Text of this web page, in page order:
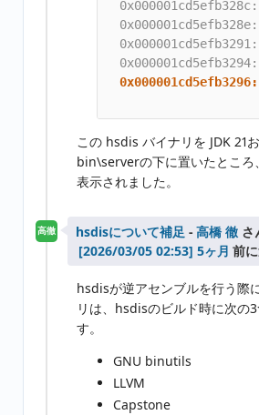
この hsdis バイナリを JDK 21
bin\serverの下に置いたところ
表示されました。
高徹 hsdisについて補足 - 高橋 徹 さ
5ヶ月 前
hsdisが逆アセンブルを行う際
リは、hsdisのビルド時に次の
す。
GNU binutils
LLVM
Capstone